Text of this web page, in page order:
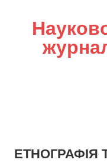
ЕТНОГРАФІЯ